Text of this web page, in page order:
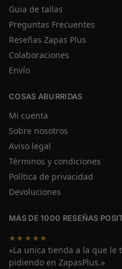
Guia de tallas
Preguntas Frecuentes
Reseñas Zapas Plus
Colaboraciones
Envío
COSAS ABURRIDAS
Mi cuenta
Sobre nosotros
Aviso legal
Términos y condiciones
Política de privacidad
Devoluciones
MÁS DE 1000 RESEÑAS
★★★★★
«La unica tienda a la que le
pidiendo en ZapasPlus.»